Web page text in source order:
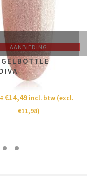
AANBIEDING
NOT RATED
€14,49 incl. btw (excl.
€11,98)